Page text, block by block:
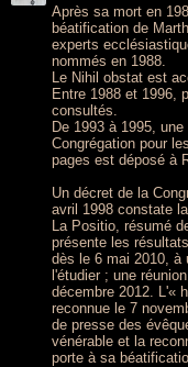
Après sa mort en
béatification de
experts
nommés en 1988.
Le Nihil obstat est
Entre 1988 et 1996,
consultés.
De 1993 à 1995,
Congrégation pour
pages est déposé à
Un décret de la
avril 1998 constate
La Positio, résumé
présente les
dès le 6 mai 2010, à
l'étudier ; une
décembre 2012. L'«
reconnue le 7
de presse des
vénérable et la
porte à sa